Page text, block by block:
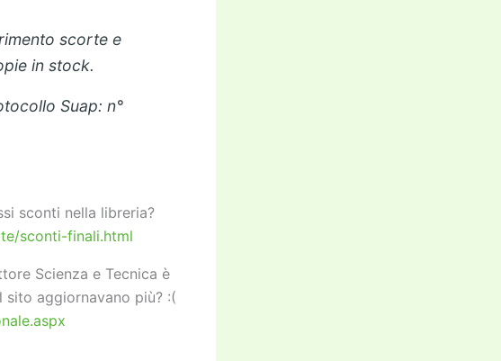
scorte e
in stock.
Suap: n°
sconti nella libreria?
sconti-finali.html
Scienza e Tecnica è
aggiornavano più? :(